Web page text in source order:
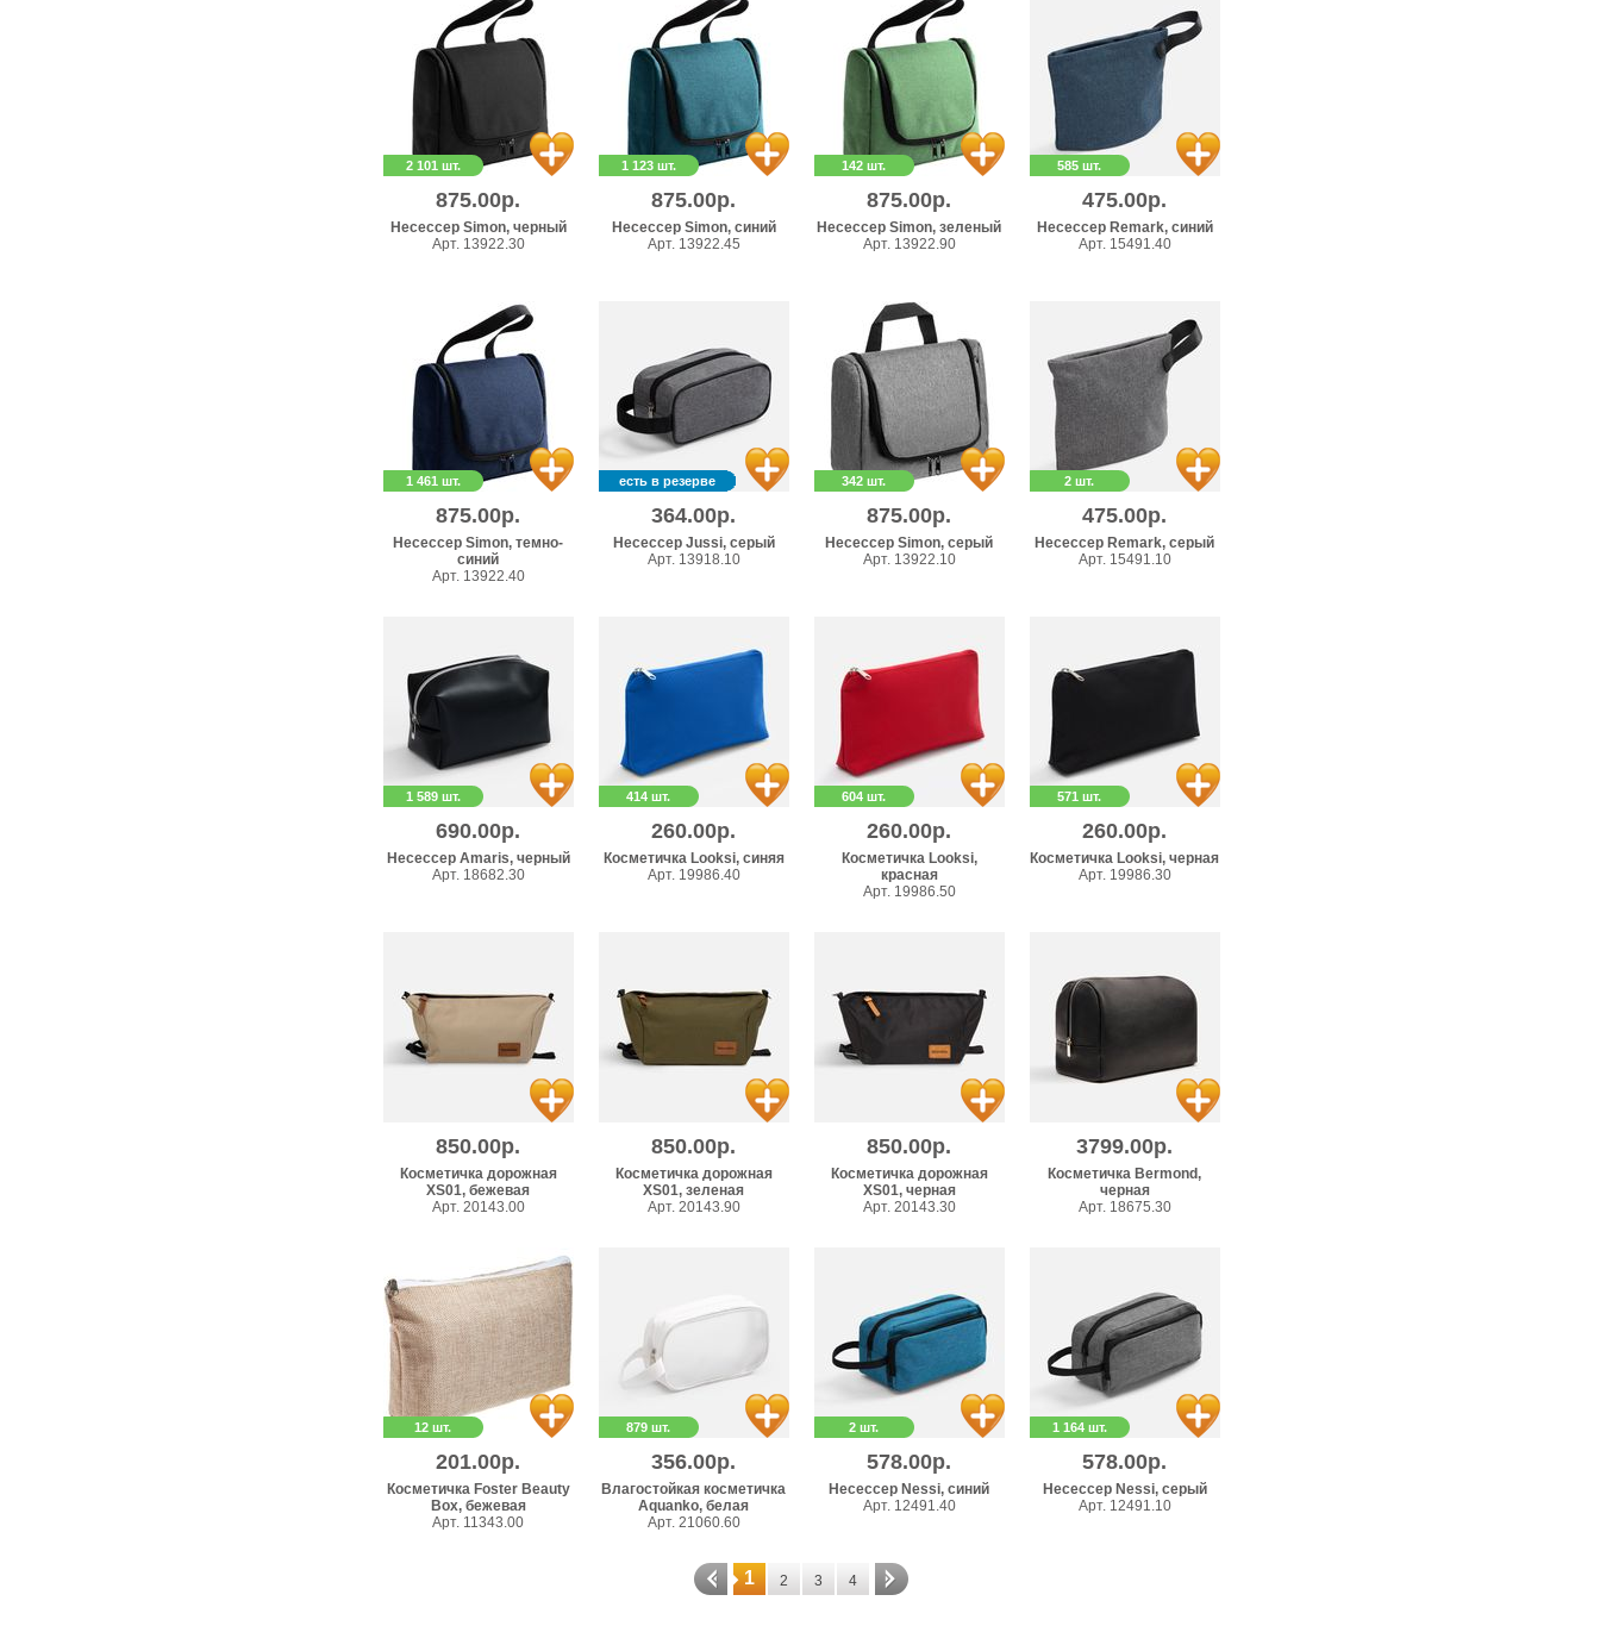
2 101 шт.
875.00р.
Несессер Simon, черный
Арт. 13922.30
1 123 шт.
875.00р.
Несессер Simon, синий
Арт. 13922.45
142 шт.
875.00р.
Несессер Simon, зеленый
Арт. 13922.90
585 шт.
475.00р.
Несессер Remark, синий
Арт. 15491.40
1 461 шт.
875.00р.
Несессер Simon, темно-
синий
Арт. 13922.40
есть в резерве
364.00р.
Несессер Jussi, серый
Арт. 13918.10
342 шт.
875.00р.
Несессер Simon, серый
Арт. 13922.10
2 шт.
475.00р.
Несессер Remark, серый
Арт. 15491.10
1 589 шт.
690.00р.
Несессер Amaris, черный
Арт. 18682.30
414 шт.
260.00р.
Косметичка Looksi, синяя
Арт. 19986.40
604 шт.
260.00р.
Косметичка Looksi,
красная
Арт. 19986.50
571 шт.
260.00р.
Косметичка Looksi, черная
Арт. 19986.30
850.00р.
Косметичка дорожная
XS01, бежевая
Арт. 20143.00
850.00р.
Косметичка дорожная
XS01, зеленая
Арт. 20143.90
850.00р.
Косметичка дорожная
XS01, черная
Арт. 20143.30
3799.00р.
Косметичка Bermond,
черная
Арт. 18675.30
12 шт.
201.00р.
Косметичка Foster Beauty
Box, бежевая
Арт. 11343.00
879 шт.
356.00р.
Влагостойкая косметичка
Aquanko, белая
Арт. 21060.60
2 шт.
578.00р.
Несессер Nessi, синий
Арт. 12491.40
1 164 шт.
578.00р.
Несессер Nessi, серый
Арт. 12491.10
1 2 3 4